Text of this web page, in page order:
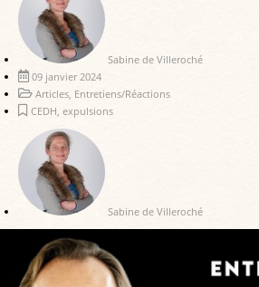
Sabine de Villeroché
09 janvier 2024
Articles, Entretiens/Réactions
CEDH, expulsions
Sabine de Villeroché